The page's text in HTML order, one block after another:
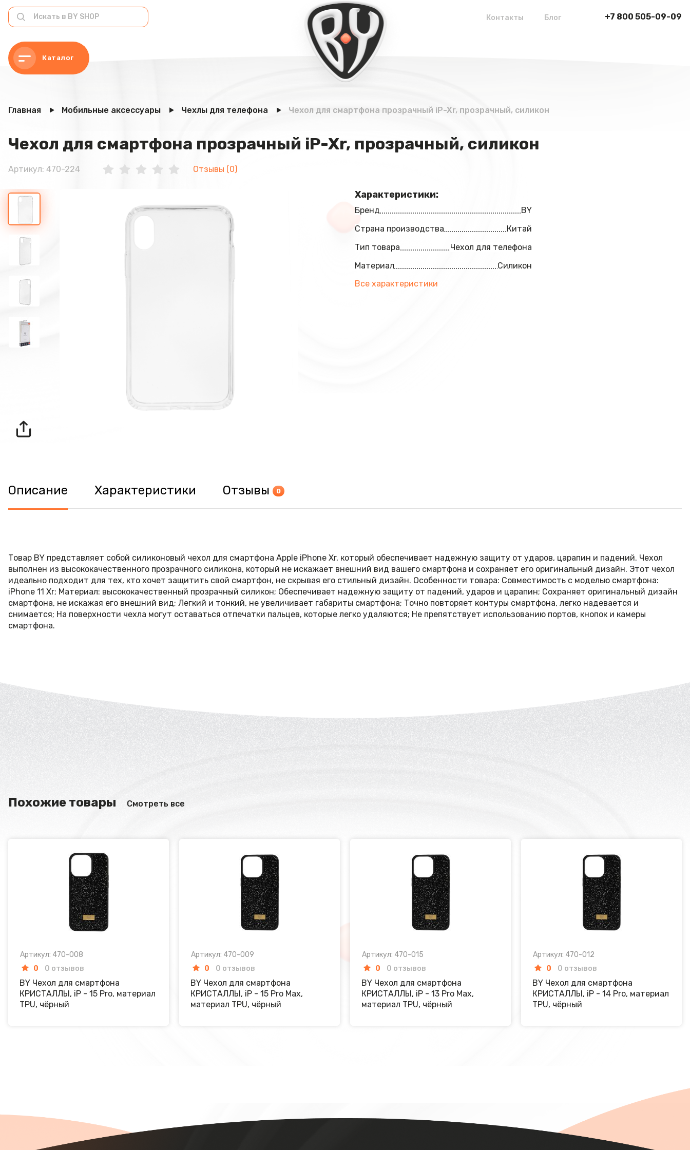
Каталог
+7 800 505-09-09
Контакты Блог
Главная Мобильные аксессуары Чехлы для телефона Чехол для смартфона прозрачный iP-Xr, прозрачный, силикон
Чехол для смартфона прозрачный iP-Xr, прозрачный, силикон
Артикул: 470-224 Отзывы (0)
Характеристики:
Бренд
BY
Страна производства
Китай
Тип товара
Чехол для телефона
Материал
Силикон
Все характеристики
Описание Характеристики Отзывы 0
Товар BY представляет собой силиконовый чехол для смартфона Apple iPhone Xr, который обеспечивает надежную защиту от ударов, царапин и падений. Чехол
выполнен из высококачественного прозрачного силикона, который не искажает внешний вид вашего смартфона и сохраняет его оригинальный дизайн. Этот чехол
идеально подходит для тех, кто хочет защитить свой смартфон, не скрывая его стильный дизайн. Особенности товара: Совместимость с моделью смартфона:
iPhone 11 Xr; Материал: высококачественный прозрачный силикон; Обеспечивает надежную защиту от падений, ударов и царапин; Сохраняет оригинальный дизайн
смартфона, не искажая его внешний вид; Легкий и тонкий, не увеличивает габариты смартфона; Точно повторяет контуры смартфона, легко надевается и
снимается; На поверхности чехла могут оставаться отпечатки пальцев, которые легко удаляются; Не препятствует использованию портов, кнопок и камеры
смартфона.
Похожие товары Смотреть все
Артикул: 470-008
0
0 отзывов
BY Чехол для смартфона
КРИСТАЛЛЫ, iP - 15 Pro, материал
TPU, чёрный
Артикул: 470-009
0
0 отзывов
BY Чехол для смартфона
КРИСТАЛЛЫ, iP - 15 Pro Max,
материал TPU, чёрный
Артикул: 470-015
0
0 отзывов
BY Чехол для смартфона
КРИСТАЛЛЫ, iP - 13 Pro Max,
материал TPU, чёрный
Артикул: 470-012
0
0 отзывов
BY Чехол для смартфона
КРИСТАЛЛЫ, iP - 14 Pro, материал
TPU, чёрный